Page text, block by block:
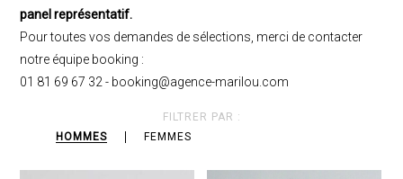
panel représentatif.
Pour toutes vos demandes de sélections, merci de contacter
notre équipe booking :
01 81 69 67 32 - booking@agence-marilou.com
FILTRER PAR :
HOMMES
FEMMES